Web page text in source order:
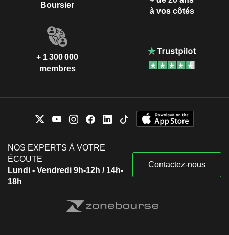
Boursier
à vos côtés
+ 1 300 000
membres
NOS EXPERTS À VOTRE
ÉCOUTE
Lundi - Vendredi 9h-12h / 14h-
18h
Contactez-nous